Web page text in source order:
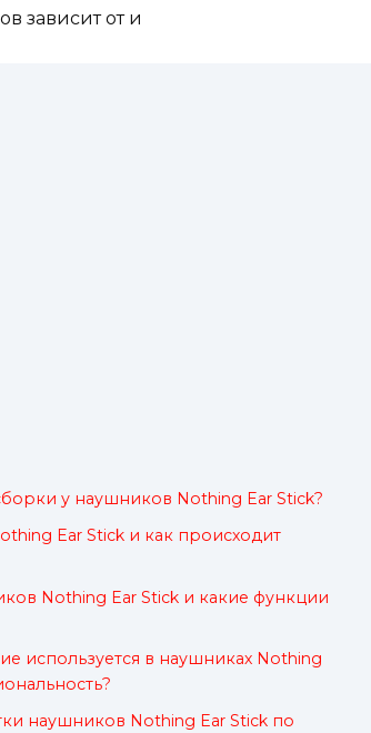
зависит от и
у наушников Nothing Ear Stick?
Ear Stick и как происходит
Nothing Ear Stick и какие функции
используется в наушниках Nothing
наушников Nothing Ear Stick по